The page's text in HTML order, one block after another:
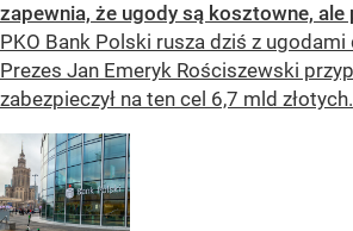
zapewnia, że ugody są kosztowne, ale
PKO Bank Polski rusza dziś z
Prezes Jan Emeryk Rościszewski
zabezpieczył na ten cel 6,7 mld złotych.